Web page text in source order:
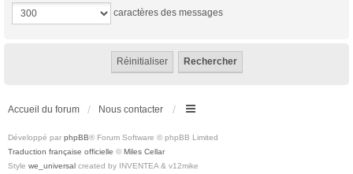
caractères des messages
Accueil du forum Nous contacter
Développé par phpBB® Forum Software © phpBB Limited
Traduction française officielle © Miles Cellar
Style we_universal created by INVENTEA & v12mike